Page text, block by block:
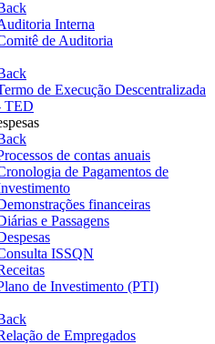
Interna
de Auditoria
de Execução Descentralizada
TED
de contas anuais
de Pagamentos de
financeiras
e Passagens
ISSQN
de Investimento (PTI)
de Empregados